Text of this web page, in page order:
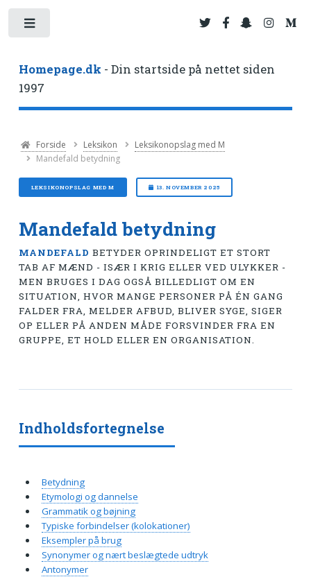
Homepage.dk - Din startside på nettet siden
1997
Forside Leksikon
Leksikonopslag med M
Mandefald betydning
LEKSIKONOPSLAG MED M 13. NOVEMBER 2025
Mandefald betydning
MANDEFALD BETYDER OPRINDELIGT ET STORT
TAB AF MÆND - ISÆR I KRIG ELLER VED ULYKKER -
MEN BRUGES I DAG OGSÅ BILLEDLIGT OM EN
SITUATION, HVOR MANGE PERSONER PÅ ÉN GANG
FALDER FRA, MELDER AFBUD, BLIVER SYGE, SIGER
OP ELLER PÅ ANDEN MÅDE FORSVINDER FRA EN
GRUPPE, ET HOLD ELLER EN ORGANISATION.
Indholdsfortegnelse
Betydning
Etymologi og dannelse
Grammatik og bøjning
Typiske forbindelser (kolokationer)
Eksempler på brug
Synonymer og nært beslægtede udtryk
Antonymer